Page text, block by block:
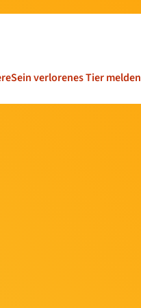
Sein verlorenes Tier melden